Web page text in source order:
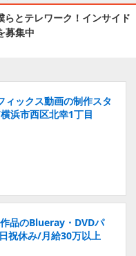
らとテレワーク！インサイド
募集中
ィックス動画の制作スタ
浜市西区北幸1丁目
品のBlueray・DVDパ
祝休み/月給30万以上